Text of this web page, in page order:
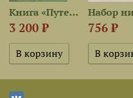
Книга «Путеводитель по...
3 200 ₽ 756 ₽